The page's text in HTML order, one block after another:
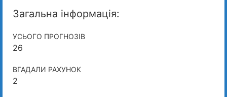
Загальна інформація:
УСЬОГО ПРОГНОЗІВ
26
ВГАДАЛИ РАХУНОК
2